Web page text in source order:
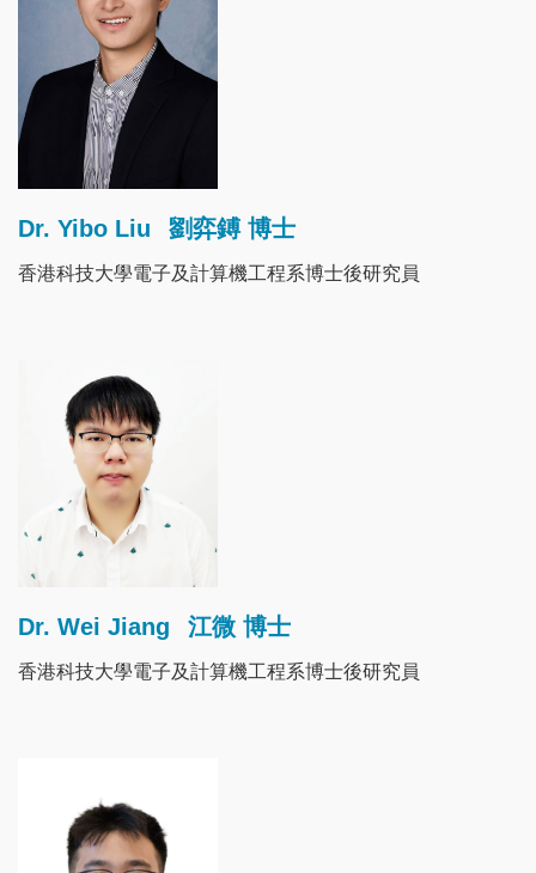
Dr. Yibo Liu 劉弈鎛 博士
香港科技大學電子及計算機工程系博士後研究員
Dr. Wei Jiang 江微 博士
香港科技大學電子及計算機工程系博士後研究員